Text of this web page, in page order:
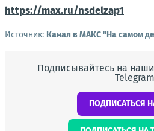
https://max.ru/nsdelzap1
Источник: Канал в МАКС "На самом
Подписывайтесь на
Telegram
ПОДПИСАТЬСЯ